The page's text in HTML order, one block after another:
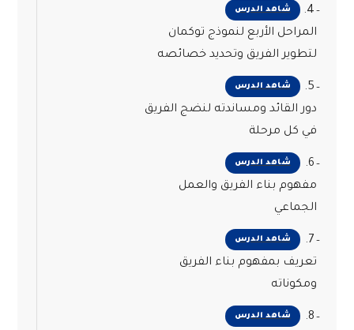
شاهد الدرس
4.
المراحل الأربع لنموذج توكمان
لتطوير الفريق وتحديد خصائصه
شاهد الدرس
5.
دور القائد ومساندته لنضج الفريق
في كل مرحلة
شاهد الدرس
6.
مفهوم بناء الفريق والعمل
الجماعي
شاهد الدرس
7.
تعريف بمفهوم بناء الفريق
ومكوناته
شاهد الدرس
8.